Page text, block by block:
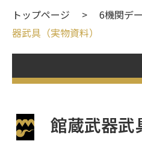
トップページ 6機関デ
器武具（実物資料）
館蔵武器武